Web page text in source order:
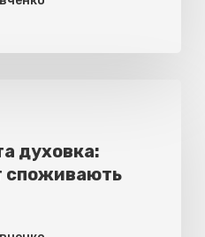
духовка:
споживають